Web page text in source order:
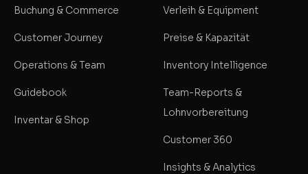
Buchung & Commerce
Customer Journey
Operations & Team
Guidebook
Inventar & Shop
Verleih & Equipment
Preise & Kapazität
Inventory Intelligence
Team-Reports &
Lohnvorbereitung
Customer 360
Insights & Analytics